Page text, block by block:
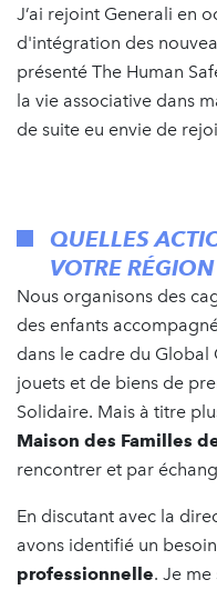
J’ai rejoint Generali en
d'intégration des
présenté The Human
la vie associative dans
de suite eu envie de
QUELLES
VOTRE
Nous organisons des
des enfants
dans le cadre du Global
jouets et de biens de
Solidaire. Mais à titre
Maison des Familles
rencontrer et par
En discutant avec la
avons identifié un
professionnelle. Je